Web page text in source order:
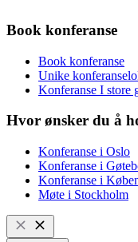
Book konferanse
Book konferanse
Unike
Konferanse I store
Hvor ønsker du å
Konferanse i Oslo
Konferanse i
Konferanse i
Møte i Stockholm